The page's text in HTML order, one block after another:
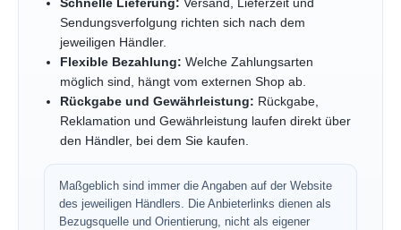
Schnelle Lieferung: Versand, Lieferzeit und
Sendungsverfolgung richten sich nach dem
jeweiligen Händler.
Flexible Bezahlung: Welche Zahlungsarten
möglich sind, hängt vom externen Shop ab.
Rückgabe und Gewährleistung: Rückgabe,
Reklamation und Gewährleistung laufen direkt über
den Händler, bei dem Sie kaufen.
Maßgeblich sind immer die Angaben auf der Website
des jeweiligen Händlers. Die Anbieterlinks dienen als
Bezugsquelle und Orientierung, nicht als eigener